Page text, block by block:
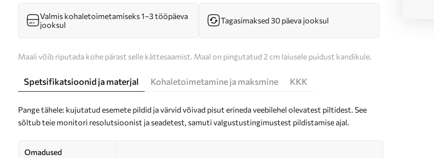
Valmis kohaletoimetamiseks 1–3 tööpäeva
jooksul
Tagasimaksed 30 päeva jooksul
Maali võib riputada kohe pärast selle kättesaamist. Maal on pingutatud 2 cm laiusele puidust kandikule.
Spetsifikatsioonid ja materjal Kohaletoimetamine ja maksmine KKK
Pange tähele: kujutatud esemete pildid ja värvid võivad pisut erineda veebilehel olevatest piltidest. See
sõltub teie monitori resolutsioonist ja seadetest, samuti valgustustingimustest pildistamise ajal.
Omadused